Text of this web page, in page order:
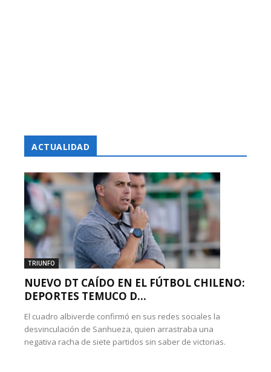
ACTUALIDAD
TRIUNFO
NUEVO DT CAÍDO EN EL FÚTBOL CHILENO:
DEPORTES TEMUCO D...
El cuadro albiverde confirmó en sus redes sociales la
desvinculación de Sanhueza, quien arrastraba una
negativa racha de siete partidos sin saber de victorias.